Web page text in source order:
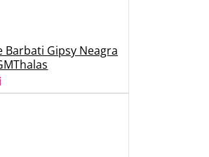
Barbati Gipsy Neagra